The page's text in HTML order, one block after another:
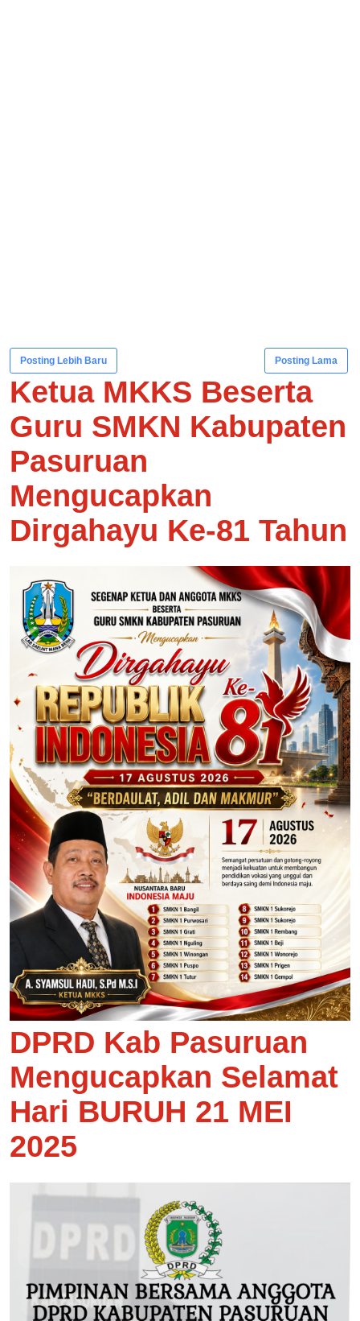
Posting Lebih Baru Posting Lama
Ketua MKKS Beserta
Guru SMKN Kabupaten
Pasuruan
Mengucapkan
Dirgahayu Ke-81 Tahun
DPRD Kab Pasuruan
Mengucapkan Selamat
Hari BURUH 21 MEI
2025